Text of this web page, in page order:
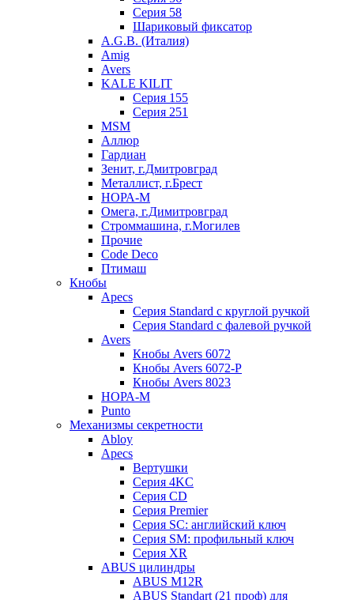
Серия 58
Шариковый фиксатор
A.G.B. (Италия)
Amig
Avers
KALE KILIT
Серия 155
Серия 251
MSM
Аллюр
Гардиан
Зенит, г.Дмитровград
Металлист, г.Брест
НОРА-М
Омега, г.Димитровград
Строммашина, г.Могилев
Прочие
Code Deco
Птимаш
Кнобы
Apecs
Серия Standard с круглой ручкой
Серия Standard с фалевой ручкой
Avers
Кнобы Avers 6072
Кнобы Avers 6072-P
Кнобы Avers 8023
НОРА-М
Punto
Механизмы секретности
Abloy
Apecs
Вертушки
Серия 4KC
Серия CD
Серия Premier
Серия SC: английский ключ
Серия SM: профильный ключ
Серия XR
ABUS цилиндры
ABUS M12R
ABUS Standart (21 проф) для